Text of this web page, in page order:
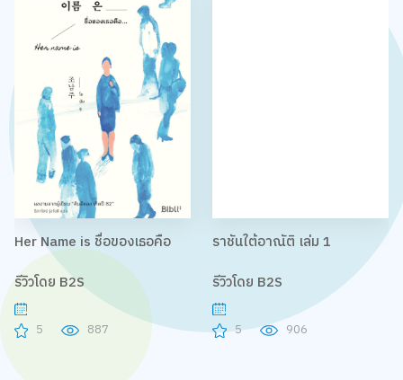
Her Name is ชื่อของเธอคือ
รีวิวโดย B2S
5 887
ราชันใต้อาณัติ เล่ม 1
รีวิวโดย B2S
5 906